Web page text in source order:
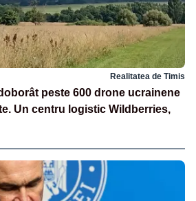
Realitatea de Timis
peste 600 drone ucrainene
Un centru logistic Wildberries,